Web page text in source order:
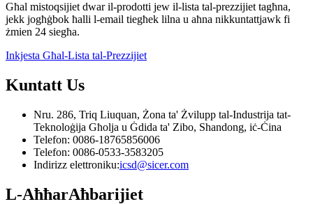
Għal mistoqsijiet dwar il-prodotti jew il-lista tal-prezzijiet tagħna,
jekk jogħġbok ħalli l-email tiegħek lilna u aħna nikkuntattjawk fi
żmien 24 siegħa.
Inkjesta Għal-Lista tal-Prezzijiet
Kuntatt Us
Nru. 286, Triq Liuquan, Żona ta' Żvilupp tal-Industrija tat-
Teknoloġija Għolja u Ġdida ta' Zibo, Shandong, iċ-Ċina
Telefon: 0086-18765856006
Telefon: 0086-0533-3583205
Indirizz elettroniku:icsd@sicer.com
L-AħħarAħbarijiet